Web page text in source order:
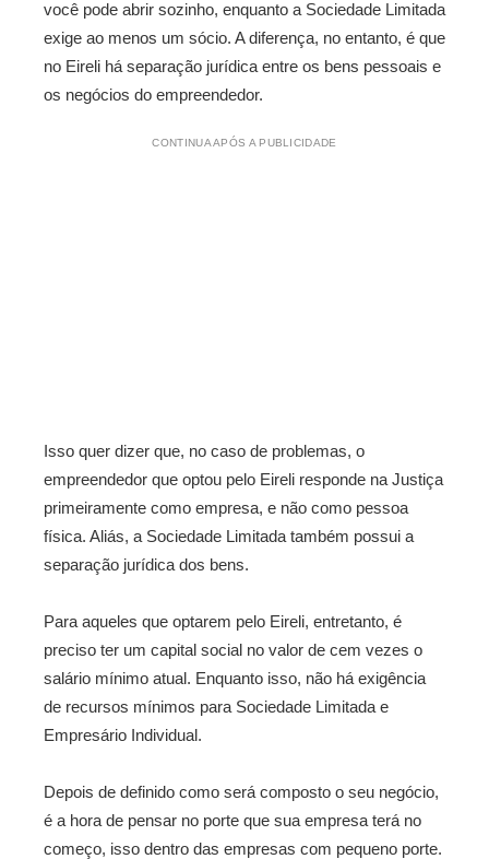
você pode abrir sozinho, enquanto a Sociedade Limitada
exige ao menos um sócio. A diferença, no entanto, é que
no Eireli há separação jurídica entre os bens pessoais e
os negócios do empreendedor.
CONTINUA APÓS A PUBLICIDADE
Isso quer dizer que, no caso de problemas, o
empreendedor que optou pelo Eireli responde na Justiça
primeiramente como empresa, e não como pessoa
física. Aliás, a Sociedade Limitada também possui a
separação jurídica dos bens.
Para aqueles que optarem pelo Eireli, entretanto, é
preciso ter um capital social no valor de cem vezes o
salário mínimo atual. Enquanto isso, não há exigência
de recursos mínimos para Sociedade Limitada e
Empresário Individual.
Depois de definido como será composto o seu negócio,
é a hora de pensar no porte que sua empresa terá no
começo, isso dentro das empresas com pequeno porte.